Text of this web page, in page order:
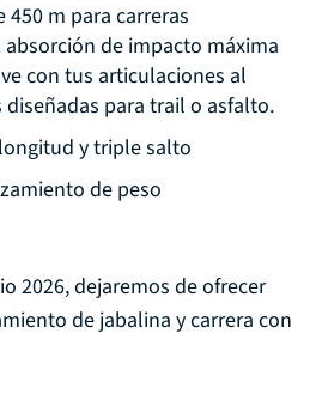
m para carreras
absorción de impacto máxima
con tus articulaciones al
para trail o asfalto.
y triple salto
de peso
2026, dejaremos de ofrecer
de jabalina y carrera con